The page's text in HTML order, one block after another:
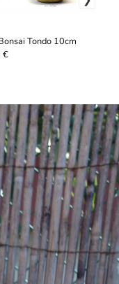
Tondo 10cm
€